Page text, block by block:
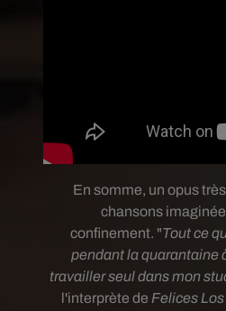
En somme, un opus
chansons
confinement. "Tout ce
pendant la quarantaine
travailler seul dans mon
l'interprète de Felices Los